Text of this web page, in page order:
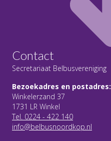
Contact
Secretariaat Belbusvereniging
Bezoekadres en postadres:
Winkelerzand 37
1731 LR Winkel
Tel. 0224 - 422 140
info@belbusnoordkop.nl